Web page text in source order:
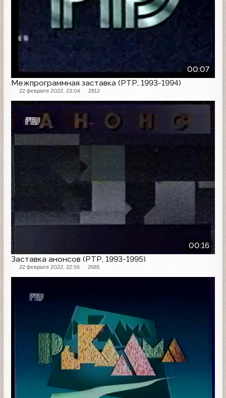
00:07
Межпрограммная заставка (РТР, 1993-1994)
22 февраля 2022, 23:04 2812
00:16
Заставка анонсов (РТР, 1993-1995)
22 февраля 2022, 22:56 2685